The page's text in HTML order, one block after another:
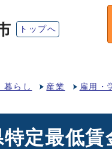
トップへ
暮らし 産業 雇用・
定最低賃